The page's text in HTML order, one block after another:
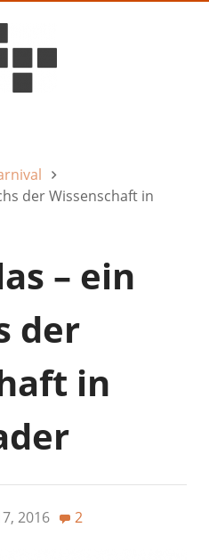
der Wissenschaft in
– ein
der
in
2016 2